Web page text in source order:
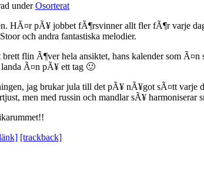
underOsorterat
HÃ¤r pÃ¥ jobbet fÃ¶rsvinner allt fler fÃ¶r varje
och andra fantastiska melodier.
flin Ã¶ver hela ansiktet, hans kalender som
Ã¤n pÃ¥ ett tag 🙂
jag brukar jula till det pÃ¥ nÃ¥got sÃ¤tt
men med russin och mandlar sÃ¥ harmoniserar
[trackback]